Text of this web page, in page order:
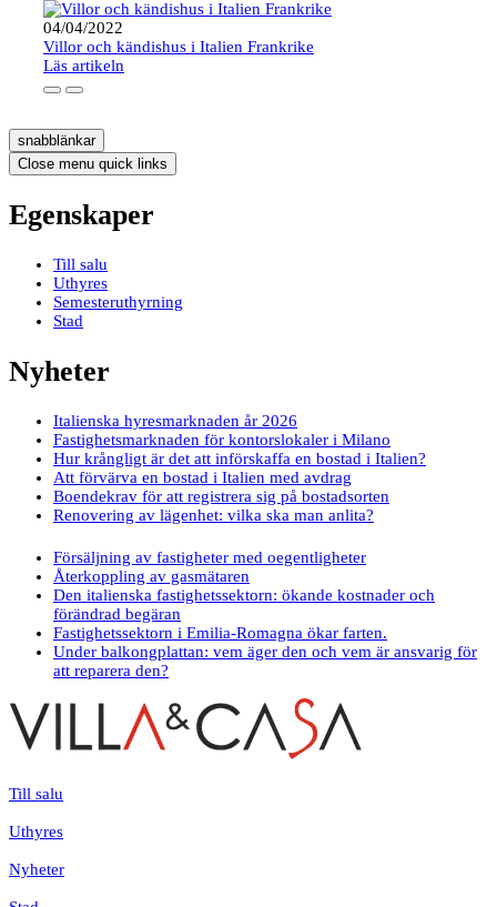
04/04/2022
Villor och kändishus i Italien Frankrike
Läs artikeln
snabblänkar
Close menu quick links
Egenskaper
Till salu
Uthyres
Semesteruthyrning
Stad
Nyheter
Italienska hyresmarknaden år 2026
Fastighetsmarknaden för kontorslokaler i Milano
Hur krångligt är det att införskaffa en bostad i Italien?
Att förvärva en bostad i Italien med avdrag
Boendekrav för att registrera sig på bostadsorten
Renovering av lägenhet: vilka ska man anlita?
Försäljning av fastigheter med oegentligheter
Återkoppling av gasmätaren
Den italienska fastighetssektorn: ökande kostnader och
förändrad begäran
Fastighetssektorn i Emilia-Romagna ökar farten.
Under balkongplattan: vem äger den och vem är ansvarig för
att reparera den?
Till salu
Uthyres
Nyheter